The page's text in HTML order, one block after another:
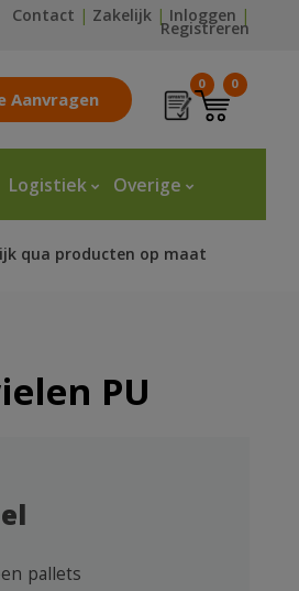
Contact | Zakelijk |Inloggen |
Registreren
Aanvragen
0 0
Logistiek Overige
qua producten op maat
PU
pallets